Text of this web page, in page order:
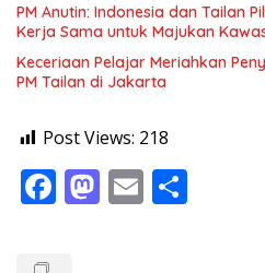
PM Anutin: Indonesia dan Tailan
Kerja Sama untuk Majukan
Keceriaan Pelajar Meriahkan
PM Tailan di Jakarta
Post Views: 218
F M E